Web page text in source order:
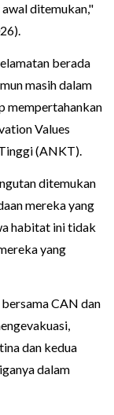
ditemukan,"
berada
masih dalam
mempertahankan
Values
(ANKT).
ditemukan
mereka yang
habitat ini tidak
yang
CAN dan
dan kedua
dalam